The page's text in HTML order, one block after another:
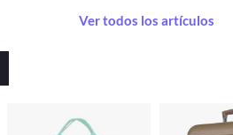
Ver todos los artículos